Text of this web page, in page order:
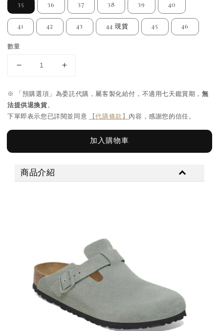
35 36 37 38 39 40
41 42 43 44 現貨 45 46
數量
※ 「預購選項」為委託代購，屬客製化給付，不適用七天鑑賞期，無
法提供退換貨。
下單即表示您已詳閱並同意
【代購條款】 內容，感謝您的信任。
加入購物車
商品介紹